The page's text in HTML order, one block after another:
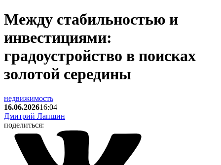
Между стабильностью и
инвестициями:
градоустройство в поисках
золотой середины
недвижимость
16.06.202616:04
Дмитрий Лапшин
поделиться: